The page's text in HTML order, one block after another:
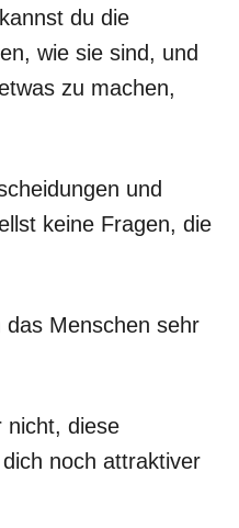
du die
wie sie sind, und
zu machen,
und
keine Fragen, die
das Menschen sehr
nicht, diese
noch attraktiver